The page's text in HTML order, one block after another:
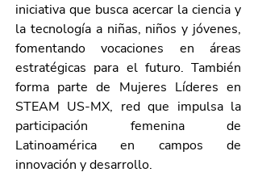
iniciativa que busca acercar la ciencia y
la tecnología a niñas, niños y jóvenes,
fomentando vocaciones en áreas
estratégicas para el futuro. También
forma parte de Mujeres Líderes en
STEAM US-MX, red que impulsa la
participación femenina de
Latinoamérica en campos de
innovación y desarrollo.